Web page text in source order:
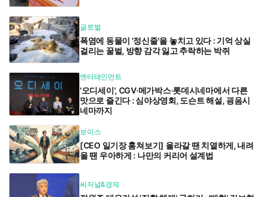
글로벌
폭염에 동물이 '정신줄'을 놓치고 있다 : 기억 상실
걸리는 꿀벌, 방향 감각 잃고 추락하는 박쥐
엔터테인먼트
'오디세이', CGV·메가박스·롯데시네마에서 다른
맛으로 즐긴다 : 심야상영회, 도슨트 해설, 굉음시
네마까지
보이스
[CEO 일기장 훔쳐보기] 올라갈 땐 치열하게, 내려
올 땐 우아하게 : 나만의 커리어 설계법
씨저널&경제